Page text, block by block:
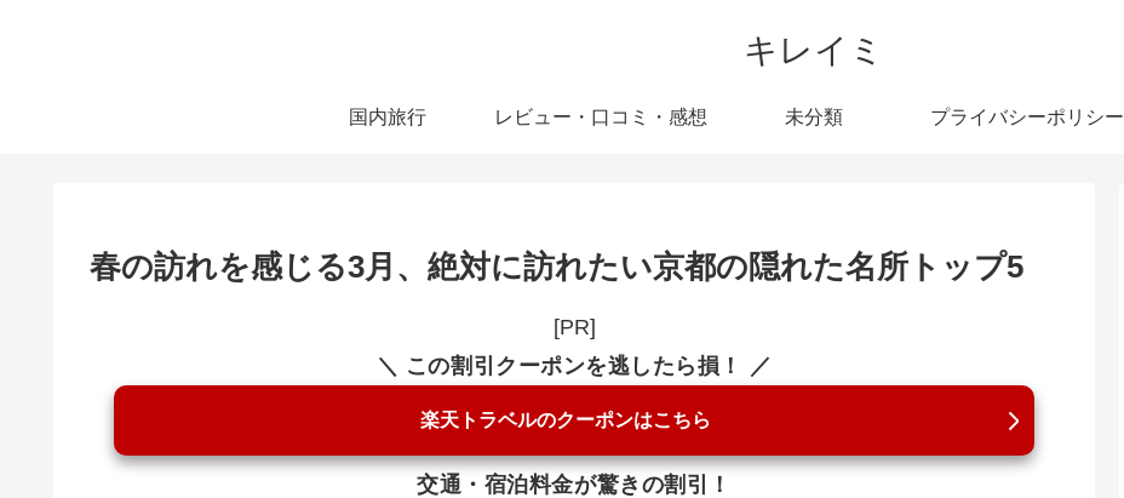
キレイミ
国内旅行 レビュー・口コミ・感想 未分類 プライバシーポリシー
春の訪れを感じる3月、絶対に訪れたい京都の隠れた名所トップ5
[PR]
＼ この割引クーポンを逃したら損！ ／
楽天トラベルのクーポンはこちら
交通・宿泊料金が驚きの割引！